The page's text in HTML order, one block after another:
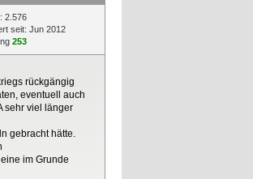
2.576
seit: Jun 2012
253
rückgängig
eventuell auch
sehr viel länger
gebracht hätte.
im Grunde